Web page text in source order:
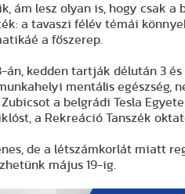
ám lesz olyan is, hogy csak
a tavaszi félév témái
a főszerep.
án, kedden tartják délután 3
mentális egészség,
a belgrádi Tesla
a Rekreáció Tanszék
de a létszámkorlát miatt
május 19-ig.